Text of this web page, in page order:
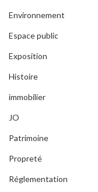
Environnement
Espace public
Exposition
Histoire
immobilier
JO
Patrimoine
Propreté
Réglementation